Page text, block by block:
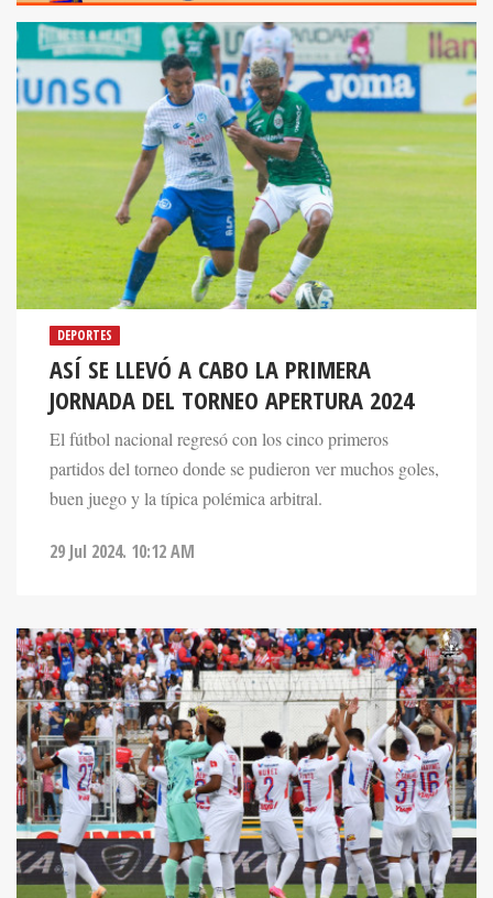
DEPORTES
ASÍ SE LLEVÓ A CABO LA PRIMERA
JORNADA DEL TORNEO APERTURA 2024
El fútbol nacional regresó con los cinco primeros
partidos del torneo donde se pudieron ver muchos goles,
buen juego y la típica polémica arbitral.